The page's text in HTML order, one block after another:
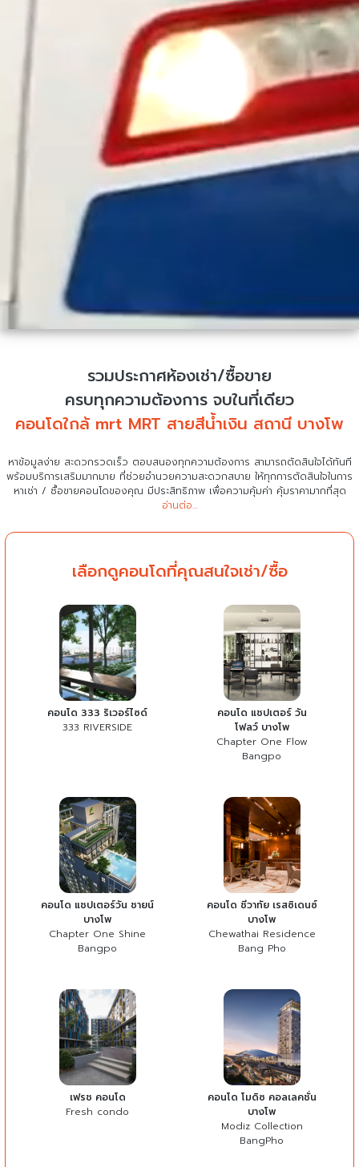
รวมประกาศห้องเช่า/ซื้อขาย
ครบทุกความต้องการ จบในที่เดียว
คอนโดใกล้ mrt MRT สายสีน้ำเงิน สถานี บางโพ
หาข้อมูลง่าย สะดวกรวดเร็ว ตอบสนองทุกความต้องการ สามารถตัดสินใจได้ทันที
พร้อมบริการเสริมมากมาย ที่ช่วยอำนวยความสะดวกสบาย ให้ทุกการตัดสินใจในการ
หาเช่า / ซื้อขายคอนโดของคุณ มีประสิทธิภาพ เพื่อความคุ้มค่า คุ้มราคามากที่สุด
อ่านต่อ...
เลือกดูคอนโดที่คุณสนใจเช่า/ซื้อ
คอนโด 333 ริเวอร์ไซด์
333 RIVERSIDE
คอนโด แชปเตอร์ วัน
โฟลว์ บางโพ
Chapter One Flow
Bangpo
คอนโด แชปเตอร์วัน ชายน์
บางโพ
Chapter One Shine
Bangpo
คอนโด ชีวาทัย เรสซิเดนซ์
บางโพ
Chewathai Residence
Bang Pho
เฟรช คอนโด
Fresh condo
คอนโด โมดิซ คอลเลคชั่น
บางโพ
Modiz Collection
BangPho